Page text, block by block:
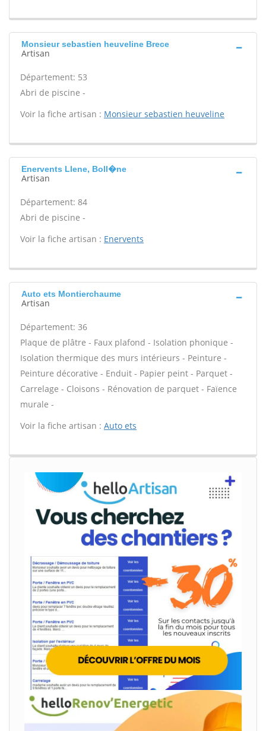
Monsieur sebastien heuveline Brece
Artisan
Département: 53
Abri de piscine -
Voir la fiche artisan : Monsieur sebastien heuveline
Enervents Llene, Boll�ne
Artisan
Département: 84
Abri de piscine -
Voir la fiche artisan : Enervents
Auto ets Montierchaume
Artisan
Département: 36
Plaque de plâtre - Faux plafond - Isolation phonique -
Isolation thermique des murs intérieurs - Peinture -
Peinture décorative - Enduit - Papier peint - Parquet -
Carrelage - Cloisons - Rénovation de parquet - Faïence
murale -
Voir la fiche artisan : Auto ets